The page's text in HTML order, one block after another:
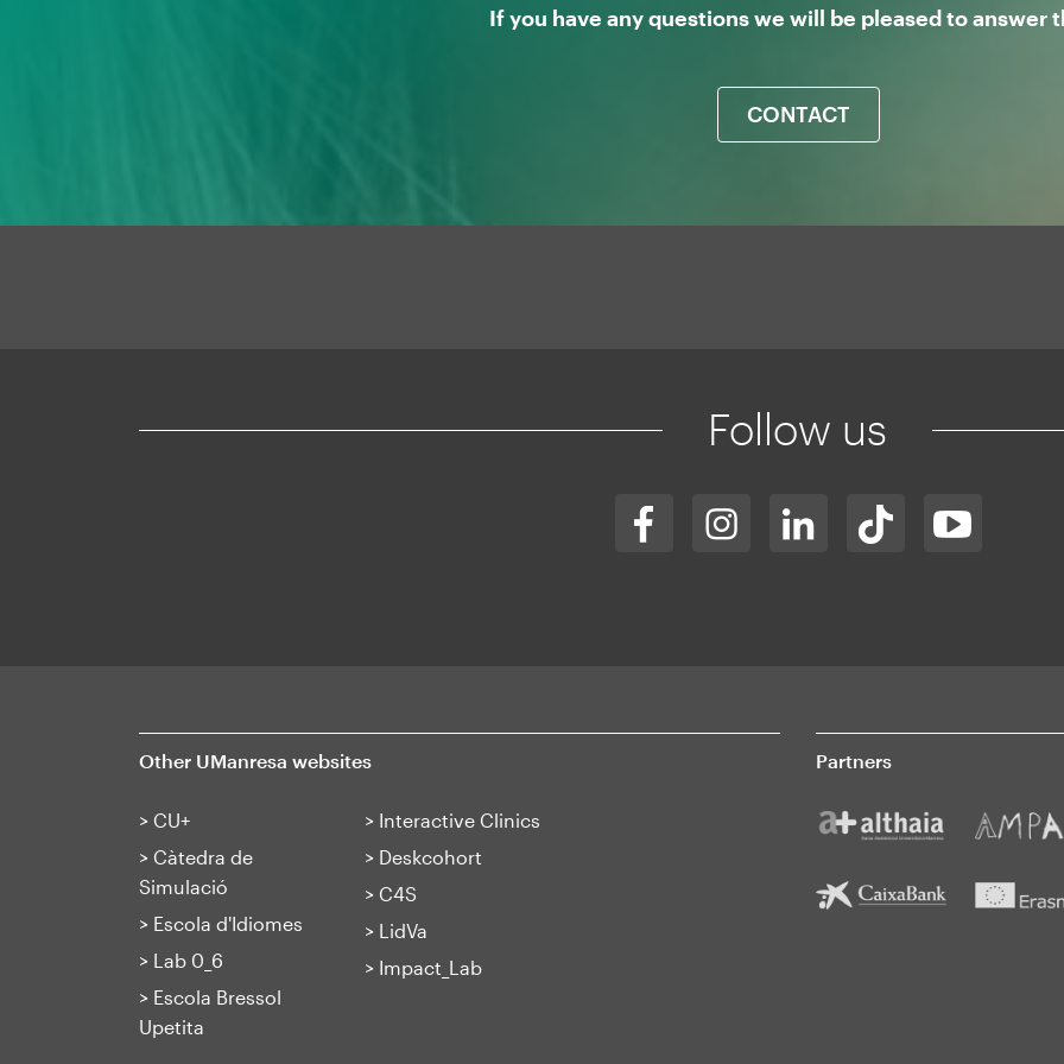
If you have any questions we will be pleased to answer
CONTACT
Follow us
Other UManresa websites
> CU+
> Càtedra de
Simulació
> Escola d'Idiomes
> Lab 0_6
> Escola Bressol
Upetita
> Interactive Clinics
> Deskcohort
> C4S
> LidVa
> Impact_Lab
Partners